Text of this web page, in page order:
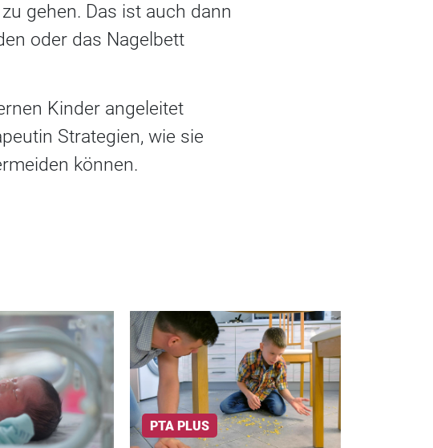
gehen. Das ist auch dann
oder das Nagelbett
Kinder angeleitet
Strategien, wie sie
können.
PTA PLUS